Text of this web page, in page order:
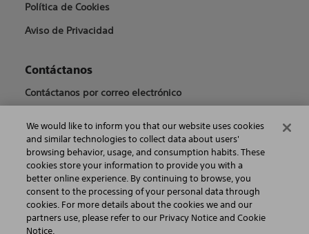
Política de Cookies
Aviso de Privacidad
Contáctanos
Contáctanos por correo electrónico
©2026 Boston Scientific Corporation o sus filiales. Todos los derechos
reservados.
Aviso de Copyright
Términos de Uso
We would like to inform you that our website uses cookies
and similar technologies to collect data about users'
browsing behavior, usage, and consumption habits. These
cookies store your information to provide you with a
better online experience. By continuing to browse, you
consent to the processing of your personal data through
cookies. For more details about the cookies we and our
partners use, please refer to our Privacy Notice and Cookie
Notice.